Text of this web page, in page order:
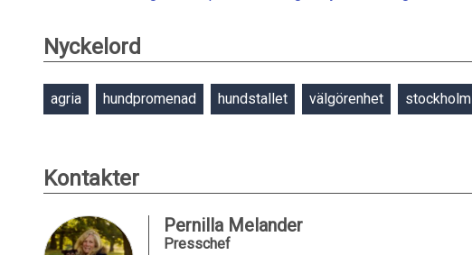
Nyckelord
agria hundpromenad hundstallet välgörenhet stockholm
Kontakter
Pernilla Melander
Presschef